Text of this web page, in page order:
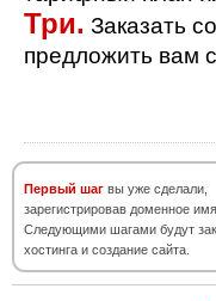
Три. Заказать
предложить вам
Первый шаг вы уже сделали,
зарегистрировав доменное имя.
Следующими шагами будут
хостинга и создание сайта.